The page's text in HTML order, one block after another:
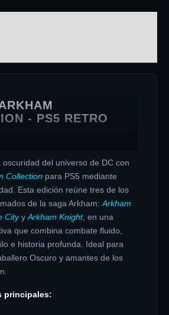
- PS5 RETRO
oscuridad del universo de DC con
Collection para PS5 mediante
Esta edición reúne tres de los
de la saga Arkham: Arkham
Cityy Arkham Knight, en una
que combina combate fluido,
e historia profunda. Ideal para
Oscuro y amantes de los
principales: